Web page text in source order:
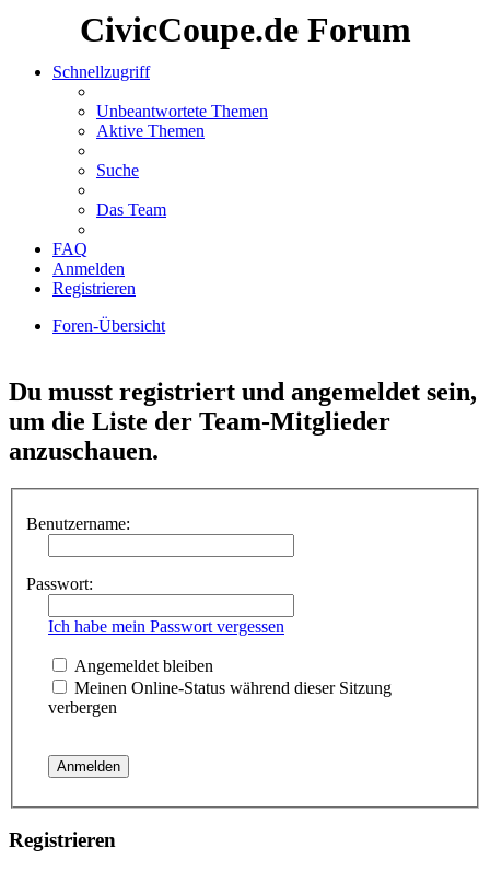
CivicCoupe.de Forum
Schnellzugriff
Unbeantwortete Themen
Aktive Themen
Suche
Das Team
FAQ
Anmelden
Registrieren
Foren-Übersicht
Du musst registriert und angemeldet sein,
um die Liste der Team-Mitglieder
anzuschauen.
Benutzername:
Passwort:
Ich habe mein Passwort vergessen
Angemeldet bleiben
Meinen Online-Status während dieser Sitzung
verbergen
Registrieren